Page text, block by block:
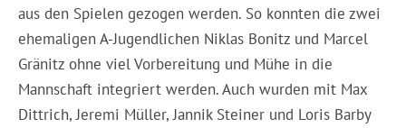
aus den Spielen gezogen werden. So konnten die zwei
ehemaligen A-Jugendlichen Niklas Bonitz und Marcel
Gränitz ohne viel Vorbereitung und Mühe in die
Mannschaft integriert werden. Auch wurden mit Max
Dittrich, Jeremi Müller, Jannik Steiner und Loris Barby